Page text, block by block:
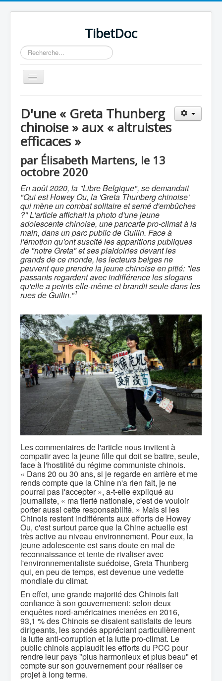
TibetDoc
Rechercher
Basculer
la
D'une « Greta Thunberg
chinoise » aux « altruistes
efficaces »
par Élisabeth Martens, le 13
octobre 2020
En août 2020, la "Libre Belgique", se demandait
"Qui est Howey Ou, la 'Greta Thunberg chinoise'
qui mène un combat solitaire et semé d'embûches
?" L'article affichait la photo d'une jeune
adolescente chinoise, une pancarte pro-climat à la
main, dans un parc public de Guilin. Face à
l'émotion qu'ont suscité les apparitions publiques
de "notre Greta" et ses plaidoiries devant les
grands de ce monde, les lecteurs belges ne
peuvent que prendre la jeune chinoise en pitié: "les
passants regardent avec indifférence les slogans
qu'elle a peints elle-même et brandit seule dans les
rues de Guilin."1
Les commentaires de l'article nous invitent à
compatir avec la jeune fille qui doit se battre, seule,
face à l'hostilité du régime communiste chinois.
« Dans 20 ou 30 ans, si je regarde en arrière et me
rends compte que la Chine n'a rien fait, je ne
pourrai pas l'accepter », a-t-elle expliqué au
journaliste, « ma fierté nationale, c'est de vouloir
porter aussi cette responsabilité. » Mais si les
Chinois restent indifférents aux efforts de Howey
Ou, c'est surtout parce que la Chine actuelle est
très active au niveau environnement. Pour eux, la
jeune adolescente est sans doute en mal de
reconnaissance et tente de rivaliser avec
l'environnementaliste suédoise, Greta Thunberg
qui, en peu de temps, est devenue une vedette
mondiale du climat.
En effet, une grande majorité des Chinois fait
confiance à son gouvernement: selon deux
enquêtes nord-américaines menées en 2016,
93,1 % des Chinois se disaient satisfaits de leurs
dirigeants, les sondés appréciant particulièrement
la lutte anti-corruption et la lutte pro-climat. Le
public chinois applaudit les efforts du PCC pour
rendre leur pays "plus harmonieux et plus beau" et
compte sur son gouvernement pour réaliser ce
projet à long terme.